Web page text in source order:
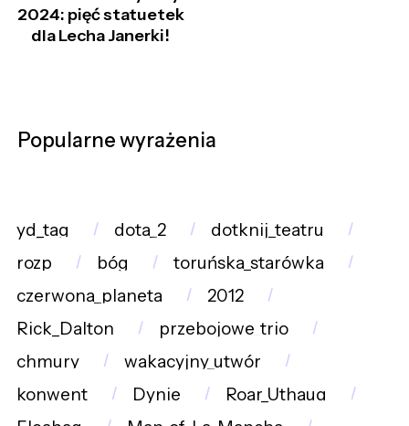
2024: pięć statuetek
dla Lecha Janerki!
Popularne wyrażenia
yd_tag dota_2
dotknij_teatru
rozp
bóg
toruńska_starówka
czerwona_planeta
2012
Rick_Dalton
przebojowe_trio
chmury
wakacyjny_utwór
konwent
Dynie
Roar_Uthaug